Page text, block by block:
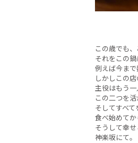
この歳でも
それをこの鍋
例えば今まで
しかしこの
主役はもう
この二つを
そしてすべ
食べ始めて
そうして幸
神楽坂にて。